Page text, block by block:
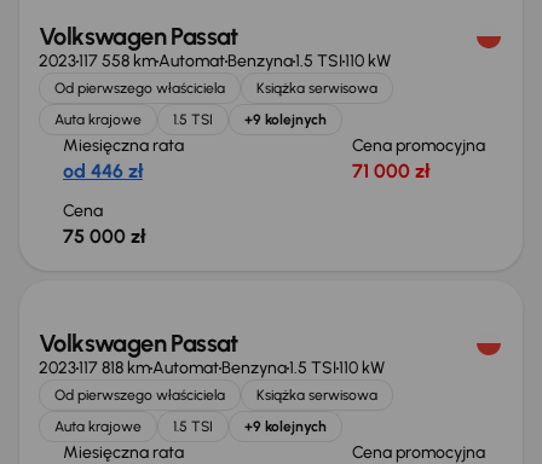
Volkswagen Passat
2023117 558 kmAutomatBenzyna1.5 TSI110 kW
Od pierwszego właściciela
Książka serwisowa
Auta krajowe
1.5 TSI +9 kolejnych
Miesięczna rata
od 446 zł
Cena promocyjna
71 000 zł
Cena
75 000 zł
Świeżo skupione
Volkswagen Passat
2023117 818 kmAutomatBenzyna1.5 TSI110 kW
Od pierwszego właściciela
Książka serwisowa
Auta krajowe
1.5 TSI +9 kolejnych
Miesięczna rata Cena promocyjna